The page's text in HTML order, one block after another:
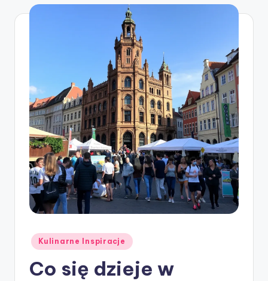
Posted
in
Kulinarne Inspiracje
Co się dzieje w